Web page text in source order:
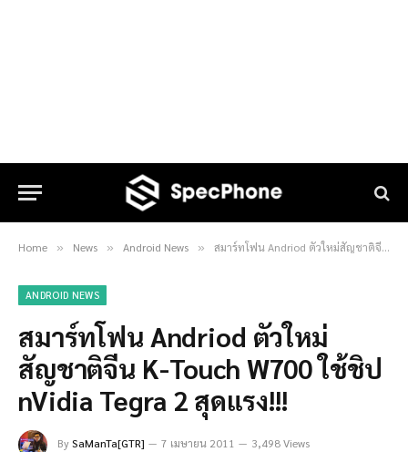
Home » News » Android News » สมาร์ทโฟน Andriod ตัวใหม่สัญชาติจีน K-Touch W700 ใช้ชิป nVidia Tegra 2 สุดแรง!!!
ANDROID NEWS
สมาร์ทโฟน Andriod ตัวใหม่
สัญชาติจีน K-Touch W700 ใช้ชิป
nVidia Tegra 2 สุดแรง!!!
BySaManTa[GTR] 7 เมษายน 2011 3,498 Views